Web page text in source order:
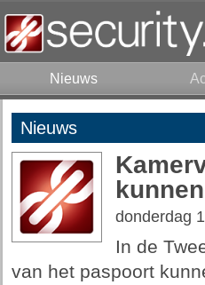
Nieuws
Nieuws
donderdag
In de
van het paspoort